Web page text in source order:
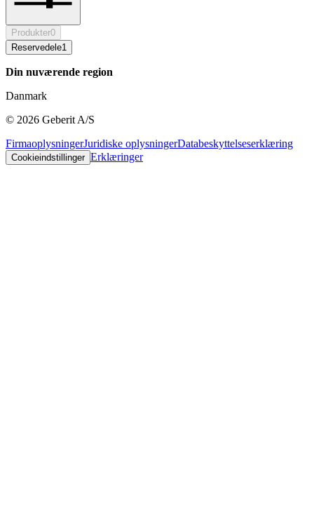
Produkter0
Reservedele1
Din nuværende region
Danmark
© 2026 Geberit A/S
FirmaoplysningerJuridiske oplysningerDatabeskyttelseserklæring
Cookieindstillinger Erklæringer